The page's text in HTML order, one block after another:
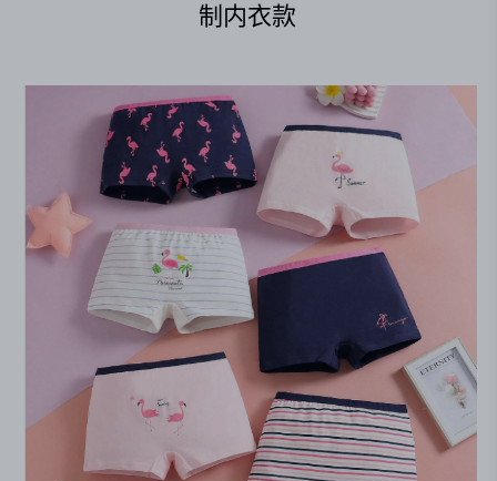
制内衣款